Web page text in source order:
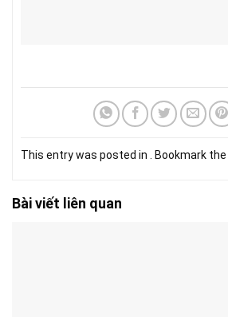
This entry was posted in . Bookmark the
Bài viết liên quan